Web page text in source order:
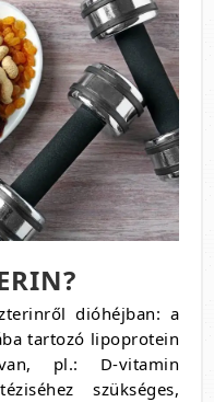
dióhéjban: a
tartozó lipoprotein
pl.: D-vitamin
szükséges,